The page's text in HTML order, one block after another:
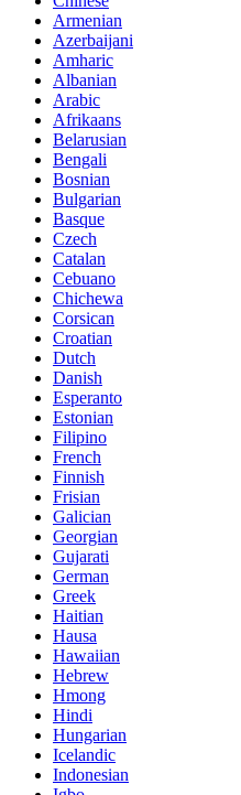
Armenian
Azerbaijani
Amharic
Albanian
Arabic
Afrikaans
Belarusian
Bengali
Bosnian
Bulgarian
Basque
Czech
Catalan
Cebuano
Chichewa
Corsican
Croatian
Dutch
Danish
Esperanto
Estonian
Filipino
French
Finnish
Frisian
Galician
Georgian
Gujarati
German
Greek
Haitian
Hausa
Hawaiian
Hebrew
Hmong
Hindi
Hungarian
Icelandic
Indonesian